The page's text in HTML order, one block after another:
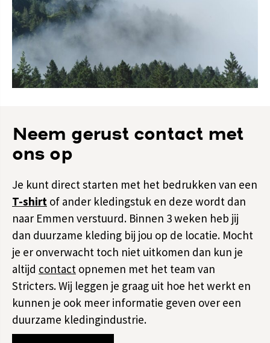
Neem gerust contact met
ons op
Je kunt direct starten met het bedrukken van een
T-shirt of ander kledingstuk en deze wordt dan
naar Emmen verstuurd. Binnen 3 weken heb jij
dan duurzame kleding bij jou op de locatie. Mocht
je er onverwacht toch niet uitkomen dan kun je
altijd contact opnemen met het team van
Stricters. Wij leggen je graag uit hoe het werkt en
kunnen je ook meer informatie geven over een
duurzame kledingindustrie.